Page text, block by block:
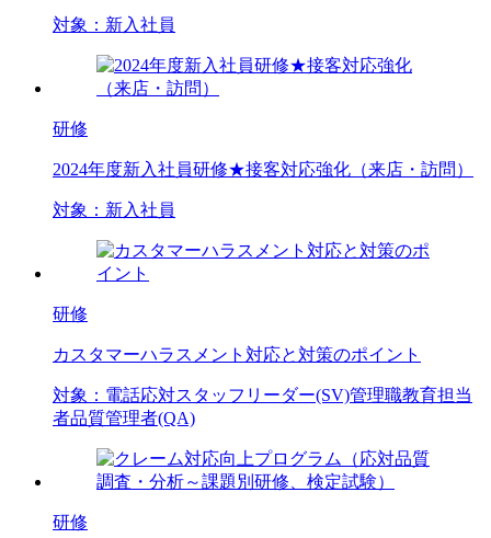
対象： 新入社員
研修
2024年度新入社員研修★接客対応強化（来店・訪問）
対象： 新入社員
研修
カスタマーハラスメント対応と対策のポイント
対象： 電話応対スタッフ リーダー(SV)管理職教育担当
者品質管理者(QA)
研修